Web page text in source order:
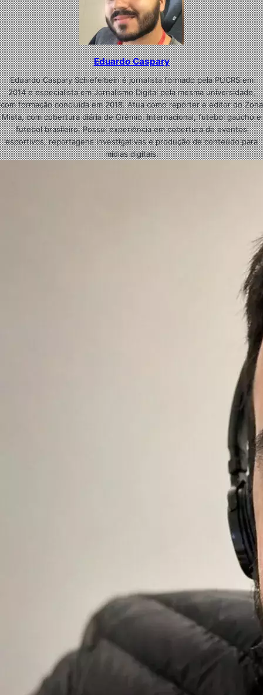
Eduardo Caspary
Eduardo Caspary Schiefelbein é jornalista formado pela PUCRS em
2014 e especialista em Jornalismo Digital pela mesma universidade,
com formação concluída em 2018. Atua como repórter e editor do Zona
Mista, com cobertura diária de Grêmio, Internacional, futebol gaúcho e
futebol brasileiro. Possui experiência em cobertura de eventos
esportivos, reportagens investigativas e produção de conteúdo para
mídias digitais.